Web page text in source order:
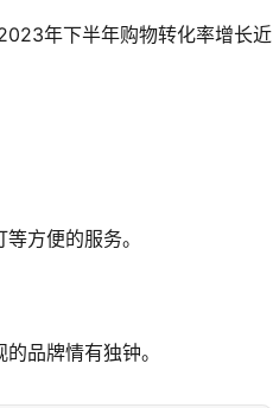
年下半年购物转化率增长近
方便的服务。
品牌情有独钟。